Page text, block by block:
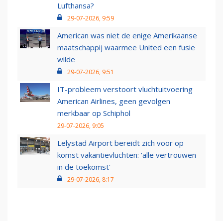
Lufthansa?
29-07-2026, 9:59
American was niet de enige Amerikaanse
maatschappij waarmee United een fusie
wilde
29-07-2026, 9:51
IT-probleem verstoort vluchtuitvoering
American Airlines, geen gevolgen
merkbaar op Schiphol
29-07-2026, 9:05
Lelystad Airport bereidt zich voor op
komst vakantievluchten: 'alle vertrouwen
in de toekomst'
29-07-2026, 8:17